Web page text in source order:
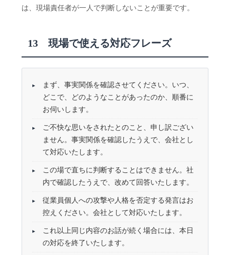
は、現場責任者が一人で判断しないことが重要です。
13 現場で使える対応フレーズ
まず、事実関係を確認させてください。いつ、
どこで、どのようなことがあったのか、順番に
お伺いします。
ご不快な思いをされたとのこと、申し訳ござい
ません。事実関係を確認したうえで、会社とし
て対応いたします。
この場で直ちに判断することはできません。社
内で確認したうえで、改めて回答いたします。
従業員個人への攻撃や人格を否定する発言はお
控えください。会社として対応いたします。
これ以上同じ内容のお話が続く場合には、本日
の対応を終了いたします。